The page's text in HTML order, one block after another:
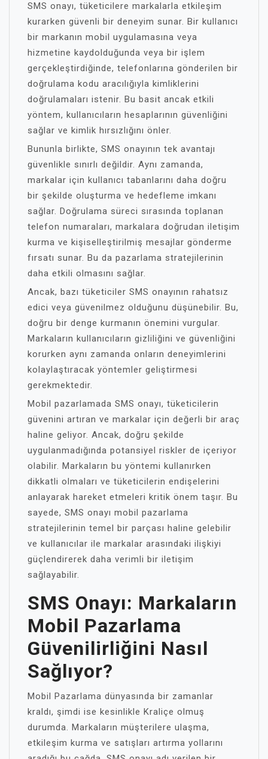
SMS onayı, tüketicilere markalarla etkileşim
kurarken güvenli bir deneyim sunar. Bir kullanıcı
bir markanın mobil uygulamasına veya
hizmetine kaydolduğunda veya bir işlem
gerçekleştirdiğinde, telefonlarına gönderilen bir
doğrulama kodu aracılığıyla kimliklerini
doğrulamaları istenir. Bu basit ancak etkili
yöntem, kullanıcıların hesaplarının güvenliğini
sağlar ve kimlik hırsızlığını önler.
Bununla birlikte, SMS onayının tek avantajı
güvenlikle sınırlı değildir. Aynı zamanda,
markalar için kullanıcı tabanlarını daha doğru
bir şekilde oluşturma ve hedefleme imkanı
sağlar. Doğrulama süreci sırasında toplanan
telefon numaraları, markalara doğrudan iletişim
kurma ve kişiselleştirilmiş mesajlar gönderme
fırsatı sunar. Bu da pazarlama stratejilerinin
daha etkili olmasını sağlar.
Ancak, bazı tüketiciler SMS onayının rahatsız
edici veya güvenilmez olduğunu düşünebilir. Bu,
doğru bir denge kurmanın önemini vurgular.
Markaların kullanıcıların gizliliğini ve güvenliğini
korurken aynı zamanda onların deneyimlerini
kolaylaştıracak yöntemler geliştirmesi
gerekmektedir.
Mobil pazarlamada SMS onayı, tüketicilerin
güvenini artıran ve markalar için değerli bir araç
haline geliyor. Ancak, doğru şekilde
uygulanmadığında potansiyel riskler de içeriyor
olabilir. Markaların bu yöntemi kullanırken
dikkatli olmaları ve tüketicilerin endişelerini
anlayarak hareket etmeleri kritik önem taşır. Bu
sayede, SMS onayı mobil pazarlama
stratejilerinin temel bir parçası haline gelebilir
ve kullanıcılar ile markalar arasındaki ilişkiyi
güçlendirerek daha verimli bir iletişim
sağlayabilir.
SMS Onayı: Markaların
Mobil Pazarlama
Güvenilirliğini Nasıl
Sağlıyor?
Mobil Pazarlama dünyasında bir zamanlar
kraldı, şimdi ise kesinlikle Kraliçe olmuş
durumda. Markaların müşterilere ulaşma,
etkileşim kurma ve satışları artırma yollarını